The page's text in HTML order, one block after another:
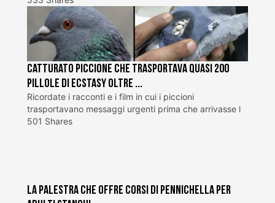
Catturato piccione che trasportava quasi 200
pillole di ecstasy oltre ...
Ricordate i racconti e i film in cui i piccioni
trasportavano messaggi urgenti prima che arrivasse l
501 Shares
La palestra che offre corsi di pennichella per